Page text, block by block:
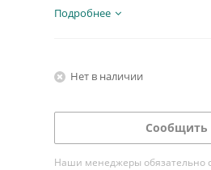
Подробнее
Нет в наличии
Сообщить
Наши менеджеры обязательно